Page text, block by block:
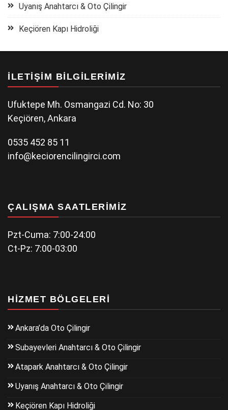
Uyanış Anahtarcı & Oto Çilingir
Keçiören Kapı Hidroliği
İLETIŞIM BILGILERIMIZ
Ufuktepe Mh. Osmangazi Cd. No: 30
Keçiören, Ankara
0535 452 85 11
info@keciorencilingirci.com
ÇALIŞMA SAATLERIMIZ
Pzt-Cuma: 7:00-24:00
Ct-Pz: 7:00-03:00
HIZMET BÖLGELERI
Ankara’da Oto Çilingir
Subayevleri Anahtarcı & Oto Çilingir
Atapark Anahtarcı & Oto Çilingir
Uyanış Anahtarcı & Oto Çilingir
Keçiören Kapı Hidroliği